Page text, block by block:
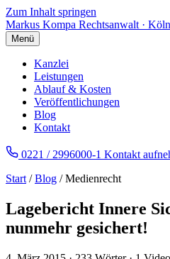
Zum Inhalt springen
Markus Kompa Rechtsanwalt · Köln
Menü
Kanzlei
Leistungen
Ablauf & Kosten
Veröffentlichungen
Blog
Kontakt
0221 / 2996000-1 Kontakt
Start /Blog / Medienrecht
Lagebericht Innere
nunmehr gesichert!